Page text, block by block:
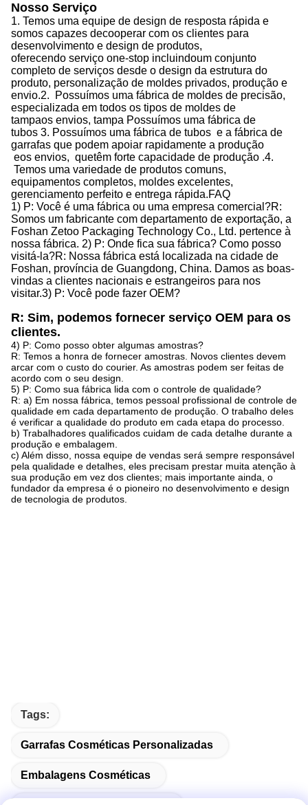
Nosso Serviço
1. Temos uma equipe de design de resposta rápida e
somos capazes decooperar com os clientes para
desenvolvimento e design de produtos,
oferecendo serviço one-stop incluindoum conjunto
completo de serviços desde o design da estrutura do
produto, personalização de moldes privados, produção e
envio.2.
Possuímos uma fábrica de moldes de precisão,
especializada em todos os tipos de moldes de
tampaos envios, tampa Possuímos uma fábrica de
tubos 3. Possuímos uma fábrica de tubos e a fábrica de
garrafas que podem apoiar rapidamente a produção
eos envios, quetêm forte capacidade de produção .4.
Temos uma variedade de produtos comuns,
equipamentos completos, moldes excelentes,
gerenciamento perfeito e entrega rápida.FAQ
1) P: Você é uma fábrica ou uma empresa comercial?R:
Somos um fabricante com departamento de exportação, a
Foshan Zetoo Packaging Technology Co., Ltd. pertence à
nossa fábrica. 2) P: Onde fica sua fábrica? Como posso
visitá-la?R: Nossa fábrica está localizada na cidade de
Foshan, província de Guangdong, China. Damos as boas-
vindas a clientes nacionais e estrangeiros para nos
visitar.3) P: Você pode fazer OEM?
R: Sim, podemos fornecer serviço OEM para os
clientes.
4) P: Como posso obter algumas amostras?
R: Temos a honra de fornecer amostras. Novos clientes devem
arcar com o custo do courier. As amostras podem ser feitas de
acordo com o seu design.
5) P: Como sua fábrica lida com o controle de qualidade?
R: a) Em nossa fábrica, temos pessoal profissional de controle de
qualidade em cada departamento de produção. O trabalho deles
é verificar a qualidade do produto em cada etapa do processo.
b) Trabalhadores qualificados cuidam de cada detalhe durante a
produção e embalagem.
c) Além disso, nossa equipe de vendas será sempre responsável
pela qualidade e detalhes, eles precisam prestar muita atenção à
sua produção em vez dos clientes; mais importante ainda, o
fundador da empresa é o pioneiro no desenvolvimento e design
de tecnologia de produtos.
Tags:
Garrafas Cosméticas Personalizadas
Embalagens Cosméticas